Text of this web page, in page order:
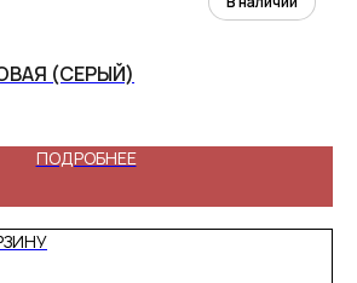
(СЕРЫЙ)
ПОДРОБНЕЕ